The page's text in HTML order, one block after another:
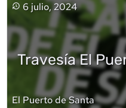
6 julio, 2024
Travesía El
El Puerto de Santa